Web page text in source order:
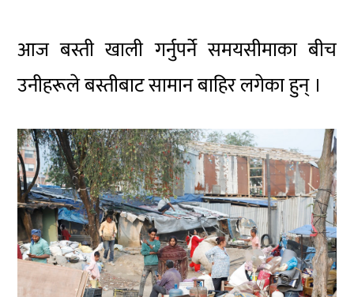
आज बस्ती खाली गर्नुपर्ने समयसीमाका बीच
उनीहरूले बस्तीबाट सामान बाहिर लगेका हुन् ।